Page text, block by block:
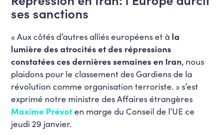
ses sanctions
« Aux côtés d’autres alliés européens et à la
lumière des atrocités et des répressions
constatées ces dernières semaines en Iran, nous
plaidons pour le classement des Gardiens de la
révolution comme organisation terroriste. » s’est
exprimé notre ministre des Affaires étrangères
Maxime Prévoten marge du Conseil de l’UE ce
jeudi 29 janvier.